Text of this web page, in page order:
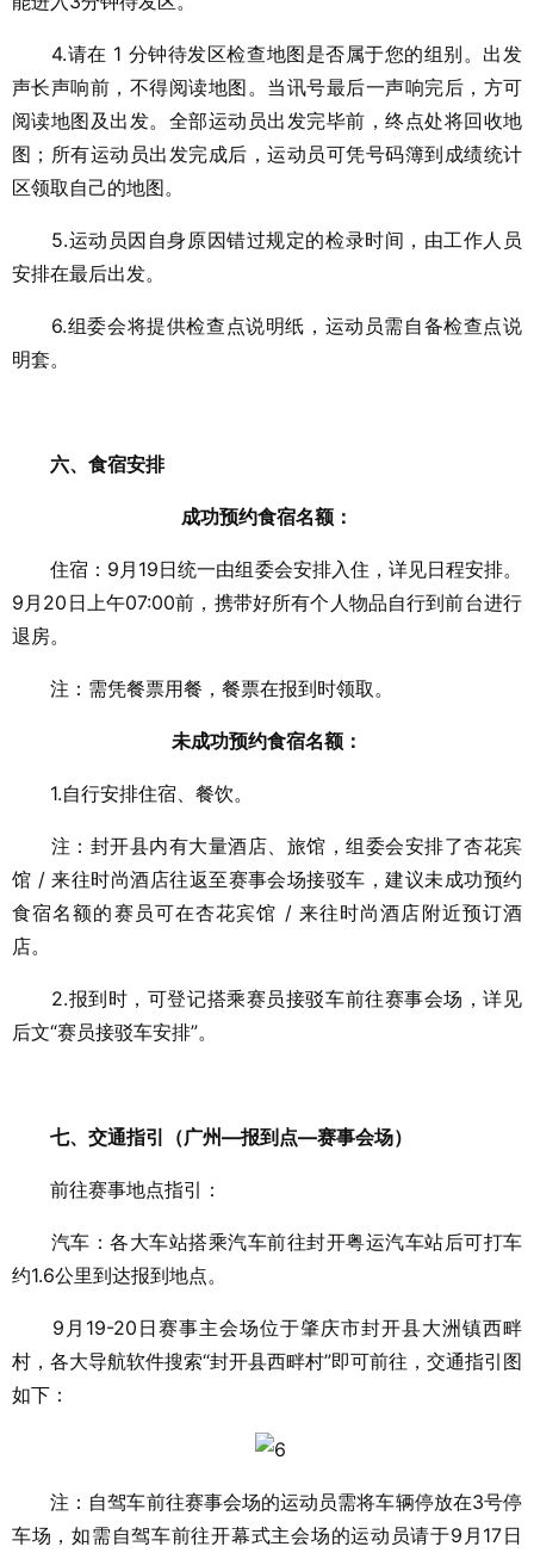
4.请在 1 分钟待发区检查地图是否属于您的组别。出发
声长声响前，不得阅读地图。当讯号最后一声响完后，方可
阅读地图及出发。全部运动员出发完毕前，终点处将回收地
图；所有运动员出发完成后，运动员可凭号码簿到成绩统计
区领取自己的地图。
5.运动员因自身原因错过规定的检录时间，由工作人员
安排在最后出发。
6.组委会将提供检查点说明纸，运动员需自备检查点说
明套。
六、食宿安排
成功预约食宿名额：
住宿：9月19日统一由组委会安排入住，详见日程安排。
9月20日上午07:00前，携带好所有个人物品自行到前台进行
退房。
注：需凭餐票用餐，餐票在报到时领取。
未成功预约食宿名额：
1.自行安排住宿、餐饮。
注：封开县内有大量酒店、旅馆，组委会安排了杏花宾
馆 / 来往时尚酒店往返至赛事会场接驳车，建议未成功预约
食宿名额的赛员可在杏花宾馆 / 来往时尚酒店附近预订酒
店。
2.报到时，可登记搭乘赛员接驳车前往赛事会场，详见
后文“赛员接驳车安排”。
七、交通指引（广州—报到点—赛事会场）
前往赛事地点指引：
汽车：各大车站搭乘汽车前往封开粤运汽车站后可打车
约1.6公里到达报到地点。
9月19-20日赛事主会场位于肇庆市封开县大洲镇西畔
村，各大导航软件搜索“封开县西畔村”即可前往，交通指引图
如下：
注：自驾车前往赛事会场的运动员需将车辆停放在3号停
车场，如需自驾车前往开幕式主会场的运动员请于9月17日